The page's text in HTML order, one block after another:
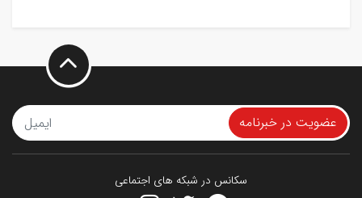
عضویت در خبرنامه
سکانس در شبکه های اجتماعی